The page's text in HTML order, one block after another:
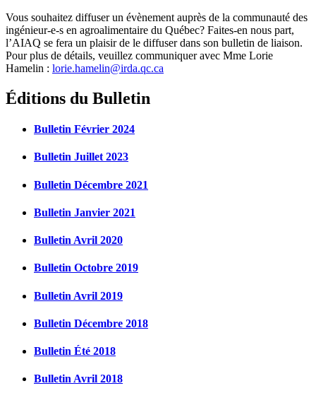
Vous souhaitez diffuser un évènement auprès de la communauté des
ingénieur-e-s en agroalimentaire du Québec? Faites-en nous part,
l’AIAQ se fera un plaisir de le diffuser dans son bulletin de liaison.
Pour plus de détails, veuillez communiquer avec Mme Lorie
Hamelin : lorie.hamelin@irda.qc.ca
Éditions du Bulletin
Bulletin Février 2024
Bulletin Juillet 2023
Bulletin Décembre 2021
Bulletin Janvier 2021
Bulletin Avril 2020
Bulletin Octobre 2019
Bulletin Avril 2019
Bulletin Décembre 2018
Bulletin Été 2018
Bulletin Avril 2018